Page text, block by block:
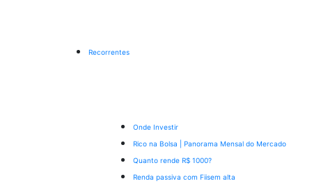
Recorrentes
Onde Investir
Rico na Bolsa | Panorama Mensal do Mercado
Quanto rende R$ 1000?
Renda passiva com Fiisem alta